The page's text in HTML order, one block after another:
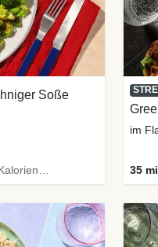
Soße
35